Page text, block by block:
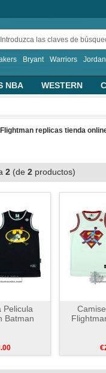
Bryant Warriors Jordan
NBA WESTERN
BASKET
replicas tienda
2 (de 2 productos)
Pelicula
Batman